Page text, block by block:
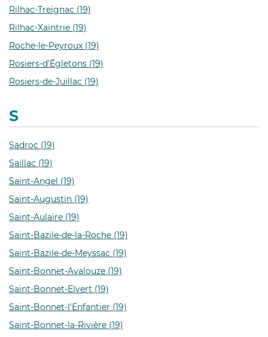
Rilhac-Treignac (19)
Rilhac-Xaintrie (19)
Roche-le-Peyroux (19)
Rosiers-d'Égletons (19)
Rosiers-de-Juillac (19)
S
Sadroc (19)
Saillac (19)
Saint-Angel (19)
Saint-Augustin (19)
Saint-Aulaire (19)
Saint-Bazile-de-la-Roche (19)
Saint-Bazile-de-Meyssac (19)
Saint-Bonnet-Avalouze (19)
Saint-Bonnet-Elvert (19)
Saint-Bonnet-l'Enfantier (19)
Saint-Bonnet-la-Rivière (19)